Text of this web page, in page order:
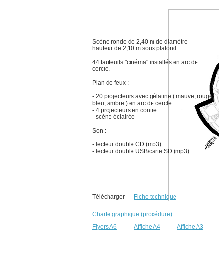
Scène ronde de 2,40 m de diamètre
hauteur de 2,10 m sous plafond
44 fauteuils "cinéma" installés en arc de
cercle.
Plan de feux :
- 20 projecteurs avec gélatine ( mauve, rouge,
bleu, ambre ) en arc de cercle
- 4 projecteurs en contre
- scène éclairée
Son :
- lecteur double CD (mp3)
- lecteur double USB/carte SD (mp3)
Télécharger Fiche technique
Charte graphique (procédure)
Flyers A6
Affiche A4 Affiche A3